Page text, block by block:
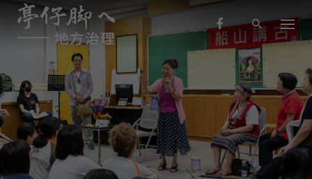
t
o
c
o
n
e
觀點交流 -